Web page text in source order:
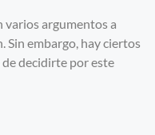
varios argumentos a
embargo, hay ciertos
decidirte por este